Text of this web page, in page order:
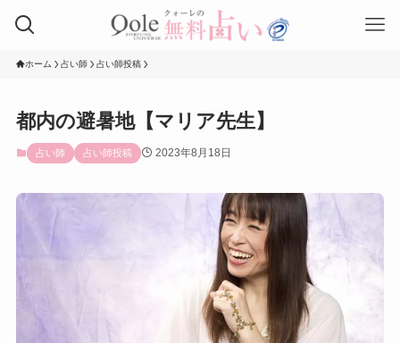
ホーム 占い師 占い師投稿
都内の避暑地【マリア先生】
占い師 占い師投稿 2023年8月18日